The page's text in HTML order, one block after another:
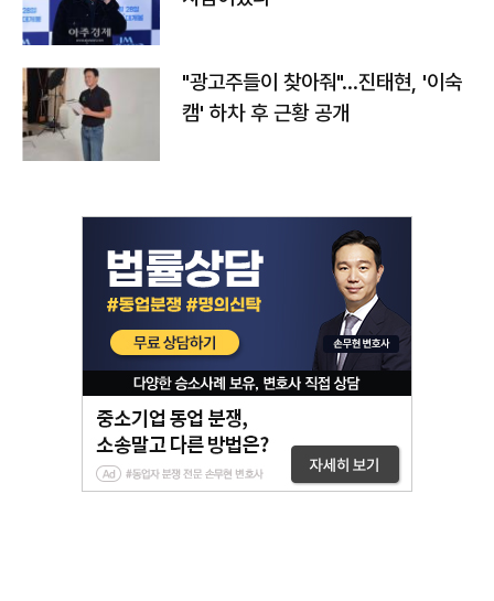
"광고주들이 찾아줘"…진태현, '이숙
캠' 하차 후 근황 공개